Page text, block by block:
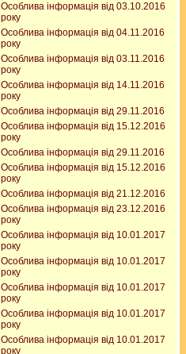
Особлива інформація від 03.10.2016
року
Особлива інформація від 04.11.2016
року
Особлива інформація від 03.11.2016
року
Особлива інформація від 14.11.2016
року
Особлива інформація від 29.11.2016
Особлива інформація від 15.12.2016
року
Особлива інформація від 29.11.2016
Особлива інформація від 15.12.2016
року
Особлива інформація від 21.12.2016
Особлива інформація від 23.12.2016
року
Особлива інформація від 10.01.2017
року
Особлива інформація від 10.01.2017
року
Особлива інформація від 10.01.2017
року
Особлива інформація від 10.01.2017
року
Особлива інформація від 10.01.2017
року